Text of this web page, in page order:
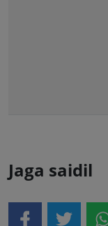
Jaga saidil